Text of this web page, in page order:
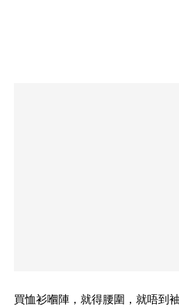
買恤衫嗰陣，就得腰圍，就唔到